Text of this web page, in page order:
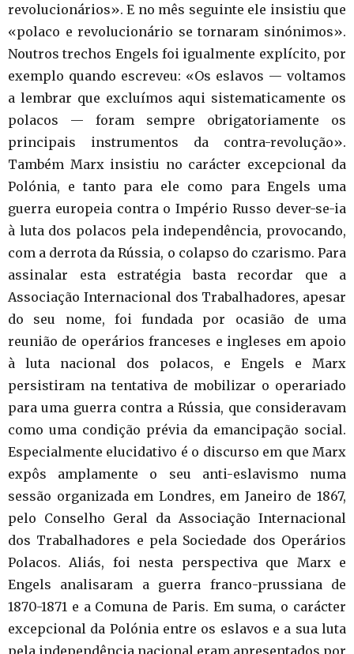
revolucionários». E no mês seguinte ele insistiu que
«polaco e revolucionário se tornaram sinónimos».
Noutros trechos Engels foi igualmente explícito, por
exemplo quando escreveu: «Os eslavos — voltamos
a lembrar que excluímos aqui sistematicamente os
polacos — foram sempre obrigatoriamente os
principais instrumentos da contra-revolução».
Também Marx insistiu no carácter excepcional da
Polónia, e tanto para ele como para Engels uma
guerra europeia contra o Império Russo dever-se-ia
à luta dos polacos pela independência, provocando,
com a derrota da Rússia, o colapso do czarismo. Para
assinalar esta estratégia basta recordar que a
Associação Internacional dos Trabalhadores, apesar
do seu nome, foi fundada por ocasião de uma
reunião de operários franceses e ingleses em apoio
à luta nacional dos polacos, e Engels e Marx
persistiram na tentativa de mobilizar o operariado
para uma guerra contra a Rússia, que consideravam
como uma condição prévia da emancipação social.
Especialmente elucidativo é o discurso em que Marx
expôs amplamente o seu anti-eslavismo numa
sessão organizada em Londres, em Janeiro de 1867,
pelo Conselho Geral da Associação Internacional
dos Trabalhadores e pela Sociedade dos Operários
Polacos. Aliás, foi nesta perspectiva que Marx e
Engels analisaram a guerra franco-prussiana de
1870-1871 e a Comuna de Paris. Em suma, o carácter
excepcional da Polónia entre os eslavos e a sua luta
pela independência nacional eram apresentados por